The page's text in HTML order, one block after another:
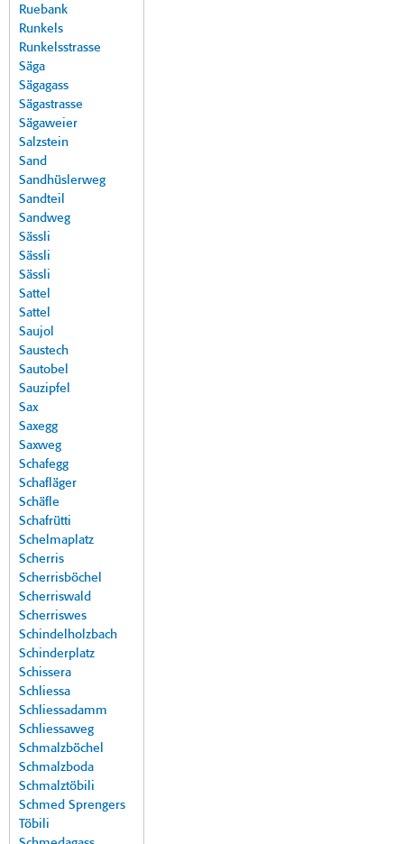
Ruebank
Runkels
Runkelsstrasse
Säga
Sägagass
Sägastrasse
Sägaweier
Salzstein
Sand
Sandhüslerweg
Sandteil
Sandweg
Sässli
Sässli
Sässli
Sattel
Sattel
Saujol
Saustech
Sautobel
Sauzipfel
Sax
Saxegg
Saxweg
Schafegg
Schafläger
Schäfle
Schafrütti
Schelmaplatz
Scherris
Scherrisböchel
Scherriswald
Scherriswes
Schindelholzbach
Schinderplatz
Schissera
Schliessa
Schliessadamm
Schliessaweg
Schmalzböchel
Schmalzboda
Schmalztöbili
Schmed Sprengers
Töbili